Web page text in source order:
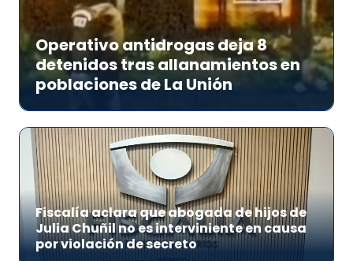
Operativo antidrogas deja 8
detenidos tras allanamientos en
poblaciones de La Unión
Fiscalía aclara que abogada de hijos de
Julia Chuñil no es interviniente en causa
por violación de secreto